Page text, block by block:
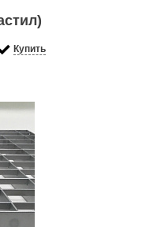
Купить